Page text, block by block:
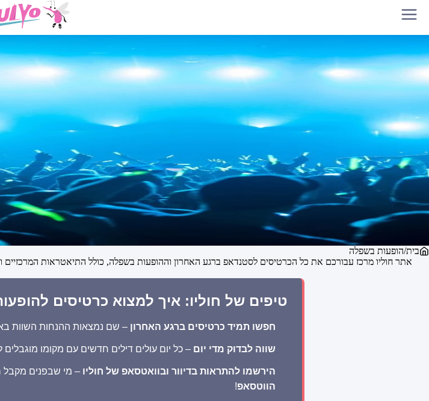
בית/הופעות בשפלה
אתר חוליו מרכז עבורכם את כל הכרטיסים לסטנדאפ ברגע האחרון וההופעות בשפלה, כולל התיאטראות המרכזיים
טיפים של חוליו: איך למצוא כרטיסים
חפשו תמיד כרטיסים ברגע האחרון – שם נמצאות ההנחות השוות באמת של
שווה לבדוק מדי יום – כל יום עולים דילים חדשים עם מקומו מוגבלים
הירשמו להתראות בדיוור ובוואטסאפ של חוליו – מי שבפנים מקבל
הווטסאפ!